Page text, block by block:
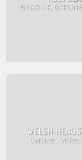
BEDRIJF,
WELSH-
ONLINE,